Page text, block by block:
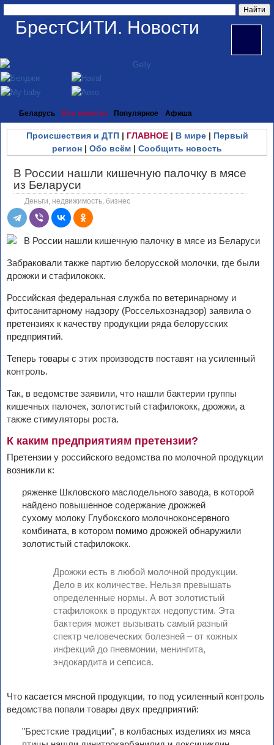
БрестСИТИ. Новости
Беларусь Все новости Популярное Афиша
Происшествия и ДТП| ГЛАВНОЕ| В мире| Первый
регион | Обо всём | Сообщить новость
В России нашли кишечную палочку в мясе
из Беларуси
Деньги, недвижимость, бизнес
Забраковали также партию белорусской молочки, где были
дрожжи и стафилококк.
Российская федеральная служба по ветеринарному и
фитосанитарному надзору (Россельхознадзор) заявила о
претензиях к качеству продукции ряда белорусских
предприятий.
Теперь товары с этих производств поставят на усиленный
контроль.
Так, в ведомстве заявили, что нашли бактерии группы
кишечных палочек, золотистый стафилококк, дрожжи, а
также стимуляторы роста.
К каким предприятиям претензии?
Претензии у российского ведомства по молочной продукции
возникли к:
ряженке Шкловского маслодельного завода, в которой
найдено повышенное содержание дрожжей
сухому молоку Глубокского молочноконсервного
комбината, в котором помимо дрожжей обнаружили
золотистый стафилококк.
Дрожжи есть в любой молочной продукции.
Дело в их количестве. Нельзя превышать
определенные нормы. А вот золотистый
стафилококк в продуктах недопустим. Эта
бактерия может вызывать самый разный
спектр человеческих болезней – от кожных
инфекций до пневмонии, менингита,
эндокардита и сепсиса.
Что касается мясной продукции, то под усиленный контроль
ведомства попали товары двух предприятий:
"Брестские традиции", в колбасных изделиях из мяса